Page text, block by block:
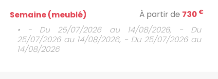
Semaine (meublé) À partir de 730 €
• - Du 25/07/2026 au 14/08/2026, - Du
25/07/2026 au 14/08/2026, - Du 25/07/2026 au
14/08/2026